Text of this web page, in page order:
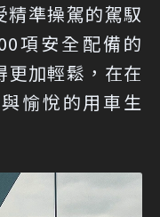
精準操駕的駕馭
項安全配備的
更加輕鬆，在在
愉悅的用車生